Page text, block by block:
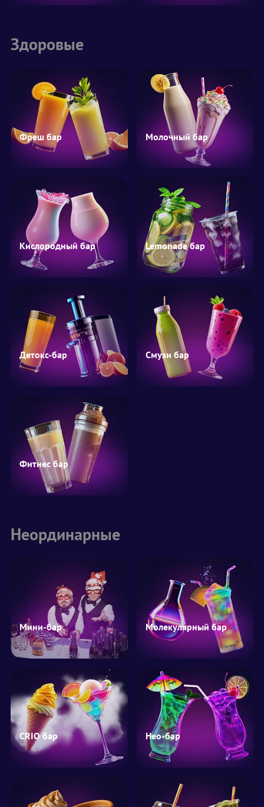
Здоровые
Фреш бар Молочный бар
Кислородный бар Lemonade бар
Детокс-бар Смузи бар
Фитнес бар
Неординарные
Мини-бар Молекулярный бар
CRIO бар Нео-бар